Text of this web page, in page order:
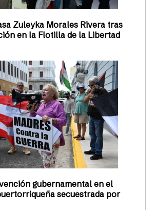
Zuleyka Morales Rivera tras
en la Flotilla de la Libertad
gubernamental en el
secuestrada por